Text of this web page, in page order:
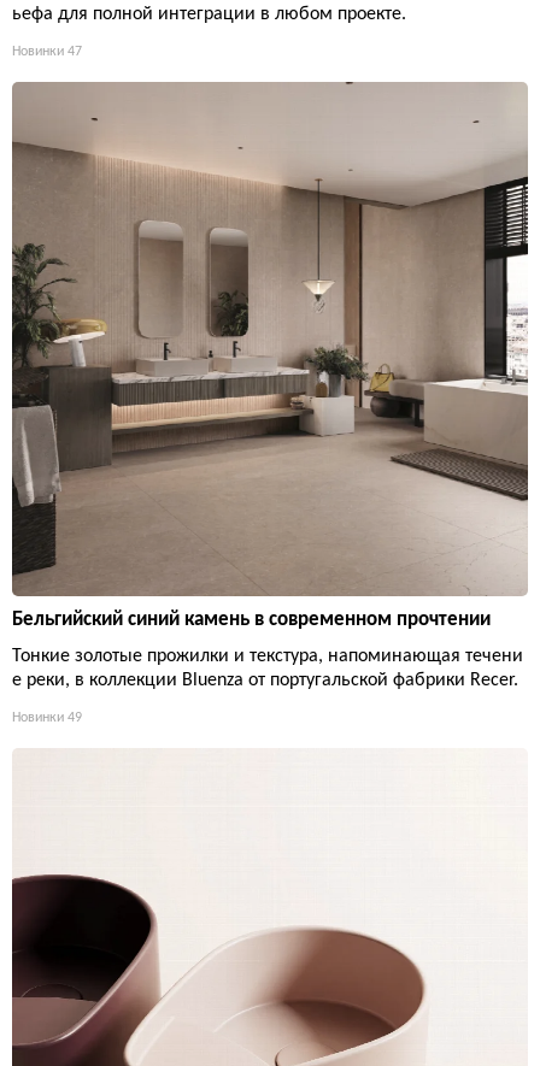
ьефа для полной интеграции в любом проекте.
Новинки 47
Бельгийский синий камень в современном прочтении
Тонкие золотые прожилки и текстура, напоминающая течени
е реки, в коллекции Bluenza от португальской фабрики Recer.
Новинки 49